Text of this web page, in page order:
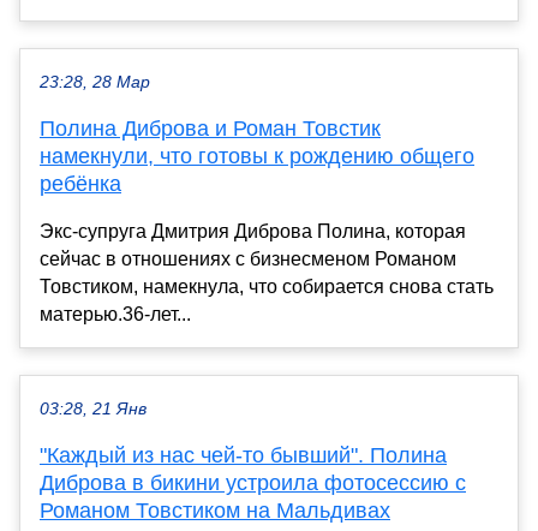
23:28, 28 Мар
Полина Диброва и Роман Товстик
намекнули, что готовы к рождению общего
ребёнка
Экс-супруга Дмитрия Диброва Полина, которая
сейчас в отношениях с бизнесменом Романом
Товстиком, намекнула, что собирается снова стать
матерью.36-лет...
03:28, 21 Янв
"Каждый из нас чей-то бывший". Полина
Диброва в бикини устроила фотосессию с
Романом Товстиком на Мальдивах